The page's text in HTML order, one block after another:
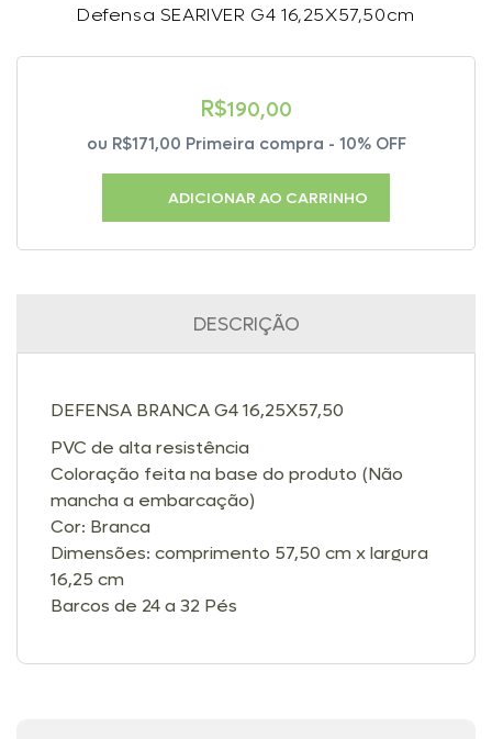
Defensa SEARIVER G4 16,25X57,50cm
R$190,00
ou R$171,00 Primeira compra - 10% OFF
ADICIONAR AO CARRINHO
DESCRIÇÃO
DEFENSA BRANCA G4 16,25X57,50
PVC de alta resistência
Coloração feita na base do produto (Não
mancha a embarcação)
Cor: Branca
Dimensões: comprimento 57,50 cm x largura
16,25 cm
Barcos de 24 a 32 Pés